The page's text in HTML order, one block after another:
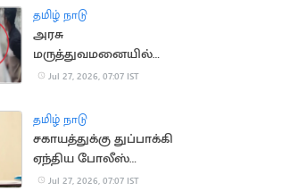
தமிழ் நாடு
அரசு
மருத்துவமனையில்
சடலங்களை மாற்றி
உறவினர்கள் அதிர்ச்சி
Jul 27, 2026, 07:07 IST
தமிழ் நாடு
சகாயத்துக்கு துப்பாக்கி
ஏந்திய போலீஸ்
பாதுகாப்பு
Jul 27, 2026, 07:07 IST